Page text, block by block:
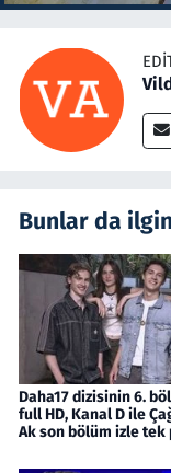
Bunlar da
Daha17 dizisinin 6.
full HD, Kanal D ile
Ak son bölüm izle tek